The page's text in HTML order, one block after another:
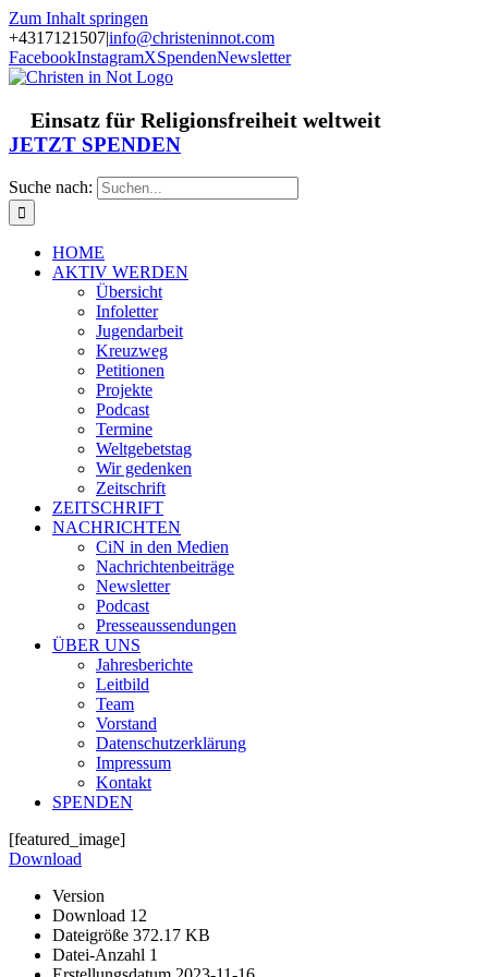
Zum Inhalt springen
+4317121507|info@christeninnot.com
FacebookInstagramXSpendenNewsletter
Einsatz für Religionsfreiheit weltweit
JETZT SPENDEN
Suche nach:
HOME
AKTIV WERDEN
Übersicht
Infoletter
Jugendarbeit
Kreuzweg
Petitionen
Projekte
Podcast
Termine
Weltgebetstag
Wir gedenken
Zeitschrift
ZEITSCHRIFT
NACHRICHTEN
CiN in den Medien
Nachrichtenbeiträge
Newsletter
Podcast
Presseaussendungen
ÜBER UNS
Jahresberichte
Leitbild
Team
Vorstand
Datenschutzerklärung
Impressum
Kontakt
SPENDEN
[featured_image]
Download
Version
Download 12
Dateigröße 372.17 KB
Datei-Anzahl 1